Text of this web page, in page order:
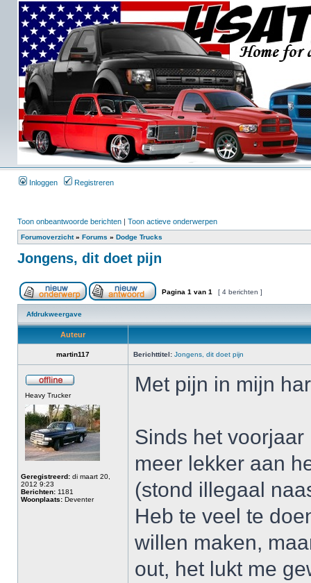
Inloggen Registreren
Toon onbeantwoorde berichten | Toon actieve onderwerpen
Forumoverzicht» Forums » Dodge Trucks
Jongens, dit doet pijn
Pagina 1 van 1 [ 4 berichten ]
Afdrukweergave
Auteur
martin117 Berichttitel: Jongens, dit doet pijn
Heavy Trucker
Geregistreerd: di maart 20,
2012 9:23
Berichten: 1181
Woonplaats: Deventer
Met pijn in mijn
Sinds het
meer lekker aan
(stond illegaal
Heb te veel te
willen maken,
out, het lukt me